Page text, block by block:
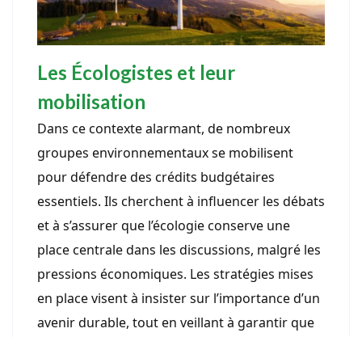
Les Écologistes et leur
mobilisation
Dans ce contexte alarmant, de nombreux
groupes environnementaux se mobilisent
pour défendre des crédits budgétaires
essentiels. Ils cherchent à influencer les débats
et à s’assurer que l’écologie conserve une
place centrale dans les discussions, malgré les
pressions économiques. Les stratégies mises
en place visent à insister sur l’importance d’un
avenir durable, tout en veillant à garantir que